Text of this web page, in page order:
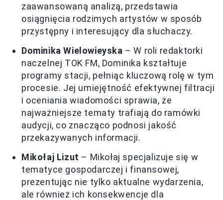
zaawansowaną analizą, przedstawia
osiągnięcia rodzimych artystów w sposób
przystępny i interesujący dla słuchaczy.
Dominika Wielowieyska – W roli redaktorki
naczelnej TOK FM, Dominika kształtuje
programy stacji, pełniąc kluczową rolę w tym
procesie. Jej umiejętność efektywnej filtracji
i oceniania wiadomości sprawia, że
najważniejsze tematy trafiają do ramówki
audycji, co znacząco podnosi jakość
przekazywanych informacji.
Mikołaj Lizut – Mikołaj specjalizuje się w
tematyce gospodarczej i finansowej,
prezentując nie tylko aktualne wydarzenia,
ale również ich konsekwencje dla